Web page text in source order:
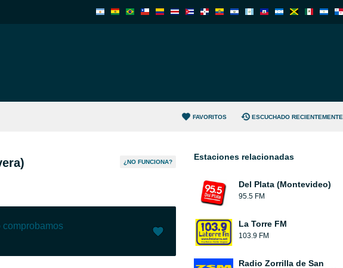
FAVORITOS ESCUCHADO RECIENTEMENTE
¿NO FUNCIONA?
comprobamos
Estaciones relacionadas
Del Plata (Montevideo)
95.5 FM
La Torre FM
103.9 FM
Radio Zorrilla de San